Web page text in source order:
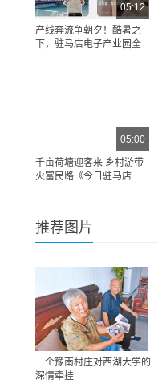
05:12
产线奔流争朝夕！酷暑之
下，驻马店电子产业园全
05:00
千亩荷塘迎客来 乡村游带
火富民路《今日驻马店
推荐图片
一个豫南村庄对西湖大学的
深情牵挂